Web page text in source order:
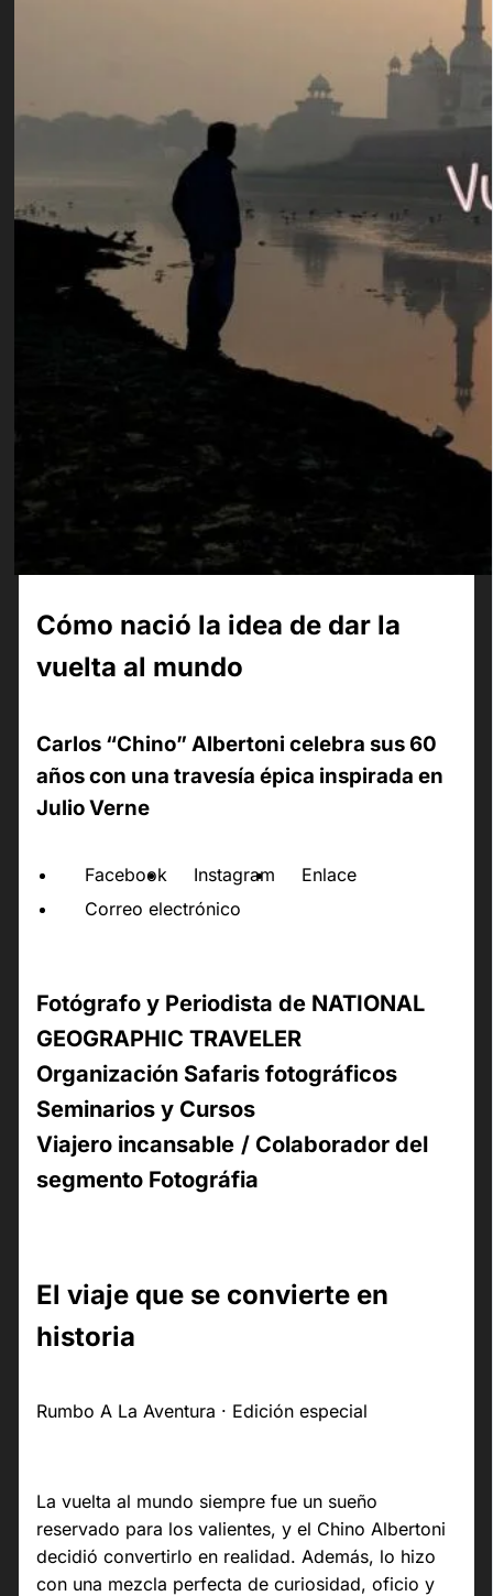
Cómo nació la idea de dar la
vuelta al mundo
Carlos “Chino” Albertoni celebra sus 60
años con una travesía épica inspirada en
Julio Verne
Facebook Instagram
Enlace
Correo electrónico
Fotógrafo y Periodista de NATIONAL
GEOGRAPHIC TRAVELER
Organización Safaris fotográficos
Seminarios y Cursos
Viajero incansable / Colaborador del
segmento Fotográfia
El viaje que se convierte en
historia
Rumbo A La Aventura · Edición especial
La vuelta al mundo siempre fue un sueño
reservado para los valientes, y el Chino Albertoni
decidió convertirlo en realidad. Además, lo hizo
con una mezcla perfecta de curiosidad, oficio y